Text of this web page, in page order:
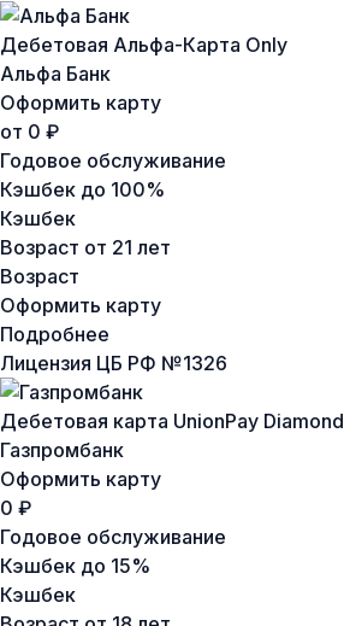
Дебетовая Альфа-Карта Only
Альфа Банк
Оформить карту
от 0 ₽
Годовое обслуживание
Кэшбек до 100%
Кэшбек
Возраст от 21 лет
Возраст
Оформить карту
Подробнее
Лицензия ЦБ РФ №1326
Дебетовая карта UnionPay Diamond
Газпромбанк
Оформить карту
0 ₽
Годовое обслуживание
Кэшбек до 15%
Кэшбек